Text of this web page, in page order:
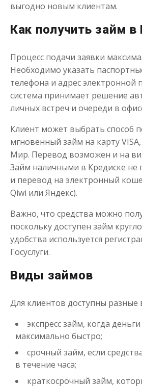
Получить
Одолжим до 30 дней
Сумма
Срок
Получить
Переведём в долг
Сумма
Получить
выгодно новым клиентам.
Как получить займ в
Процесс подачи заявки
Необходимо указать
телефона и адрес электронной
система принимает решение
личных встреч и очереди в
Клиент может выбрать способ
мгновенный займ на карту
Мир. Перевод возможен и на
Займ наличными в Кредиске не
и перевод на электронный
Qiwi или Яндекс).
Важно, что средства можно
поскольку доступен займ
удобства используется
Госуслуги.
Виды займов
Для клиентов доступны разные
экспресс займ, когда
максимально быстро;
срочный займ, если
в течение часа;
краткосрочный займ,